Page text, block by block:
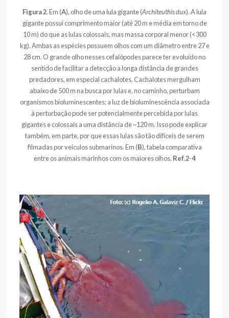
Figura 2. Em (A), olho de uma lula gigante (Architeuthis dux). A lula
gigante possui comprimento maior (até 20 m e média em torno de
10 m) do que as lulas colossais, mas massa corporal menor (<300
kg). Ambas as espécies possuem olhos com um diâmetro entre 27 e
28 cm. O grande olho nesses cefalópodes parece ter evoluído no
sentido de facilitar a detecção a longa distância de grandes
predadores, em especial cachalotes. Cachalotes mergulham
abaixo de 500 m na busca por lulas e, no caminho, perturbam
organismos bioluminescentes; a luz de bioluminescência associada
à perturbação pode ser potencialmente percebida por lulas
gigantes e colossais a uma distância de ~120 m. Isso pode explicar
também, em parte, por que essas lulas são tão difíceis de serem
filmadas por veículos submarinos. Em (B), tabela comparativa
entre os animais marinhos com os maiores olhos. Ref.2-4